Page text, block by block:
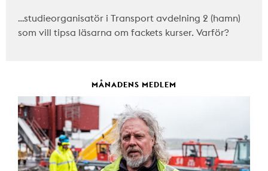
…studieorganisatör i Transport avdelning 2 (hamn)
som vill tipsa läsarna om fackets kurser. Varför?
MÅNADENS MEDLEM